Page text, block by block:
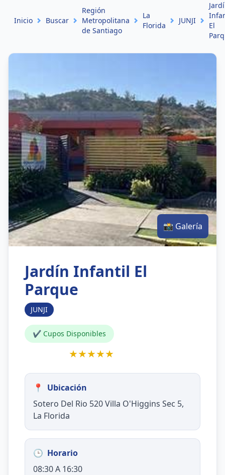
Inicio Buscar
Región
Metropolitana
de Santiago
La
Florida
JUNJI
El
📸 Galería
Jardín Infantil El
Parque
JUNJI
✔ Cupos Disponibles
★★★★★
📍
Ubicación
Sotero Del Rio 520 Villa O'Higgins Sec 5,
La Florida
🕒 Horario
08:30 A 16:30